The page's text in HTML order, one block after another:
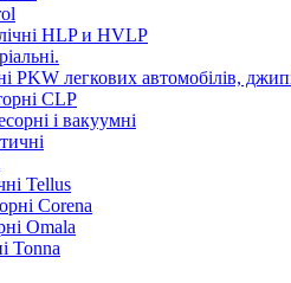
HLP и HVLP
PKW легкових автомобілів,
CLP
і вакуумні
Tellus
Corena
Omala
Tonna